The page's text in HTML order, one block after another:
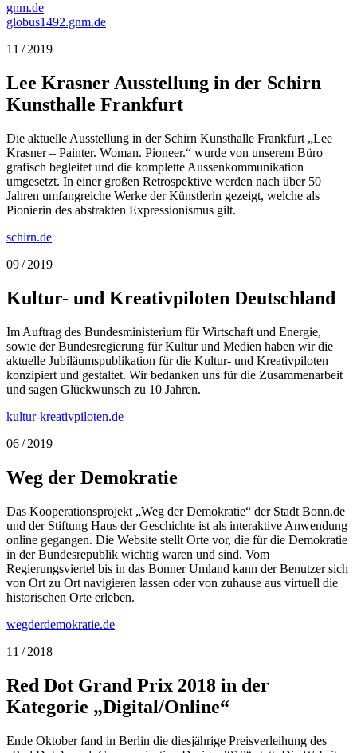
gnm.de
globus1492.gnm.de
11 / 2019
Lee Krasner Ausstellung in der Schirn
Kunsthalle Frankfurt
Die aktuelle Ausstellung in der Schirn Kunsthalle Frankfurt „Lee
Krasner – Painter. Woman. Pioneer.“ wurde von unserem Büro
grafisch begleitet und die komplette Aussenkommunikation
umgesetzt. In einer großen Retrospektive werden nach über 50
Jahren umfangreiche Werke der Künstlerin gezeigt, welche als
Pionierin des abstrakten Expressionismus gilt.
schirn.de
09 / 2019
Kultur- und Kreativpiloten Deutschland
Im Auftrag des Bundesministerium für Wirtschaft und Energie,
sowie der Bundesregierung für Kultur und Medien haben wir die
aktuelle Jubiläumspublikation für die Kultur- und Kreativpiloten
konzipiert und gestaltet. Wir bedanken uns für die Zusammenarbeit
und sagen Glückwunsch zu 10 Jahren.
kultur-kreativpiloten.de
06 / 2019
Weg der Demokratie
Das Kooperationsprojekt „Weg der Demokratie“ der Stadt Bonn.de
und der Stiftung Haus der Geschichte ist als interaktive Anwendung
online gegangen. Die Website stellt Orte vor, die für die Demokratie
in der Bundesrepublik wichtig waren und sind. Vom
Regierungsviertel bis in das Bonner Umland kann der Benutzer sich
von Ort zu Ort navigieren lassen oder von zuhause aus virtuell die
historischen Orte erleben.
wegderdemokratie.de
11 / 2018
Red Dot Grand Prix 2018 in der
Kategorie „Digital/Online“
Ende Oktober fand in Berlin die diesjährige Preisverleihung des